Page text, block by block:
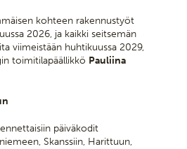
kohteen rakennustyöt
2026, ja kaikki seitsemän
viimeistään huhtikuussa 2029,
toimitilapäällikkö Pauliina
päiväkodit
Skanssiin, Harittuun,